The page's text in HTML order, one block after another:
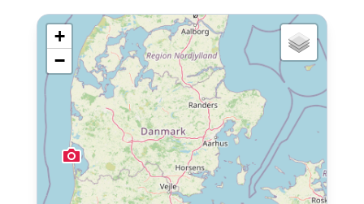
+
−